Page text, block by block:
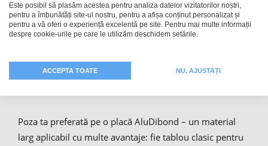
extraordinară de imprimare în 6 culori.
Placă de aluminiu personalizată
individual
Poza ta preferată pe o placă AluDibond – un material
larg aplicabil cu multe avantaje: fie tablou clasic pentru
Este posibil să plasăm acestea pentru analiza datelor vizitatorilor noștri,
pentru a îmbunătăți site-ul nostru, pentru a afișa conținut personalizat și
pentru a vă oferi o experiență excelentă pe site. Pentru mai multe informații
despre cookie-urile pe care le utilizăm deschidem setările.
ACCEPTA TOATE NU, AJUSTAȚI